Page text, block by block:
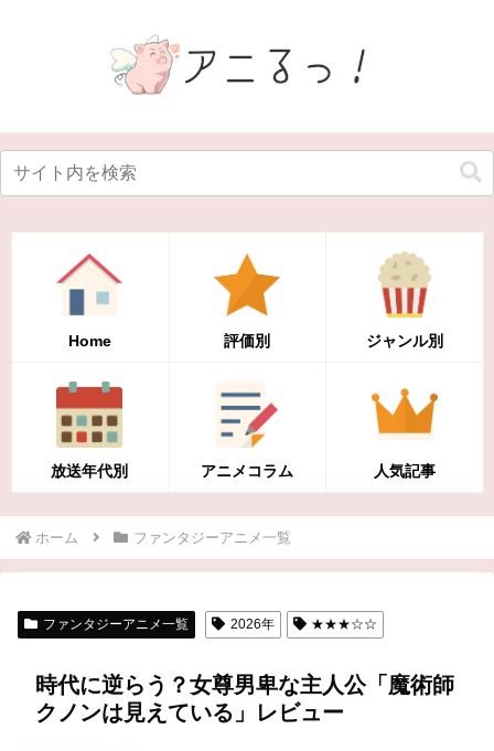
Home 評価別 ジャンル別
放送年代別 アニメコラム 人気記事
ホーム ファンタジーアニメ一覧
ファンタジーアニメ一覧 2026年 ★★★☆☆
時代に逆らう？女尊男卑な主人公「魔術師
クノンは見えている」レビュー